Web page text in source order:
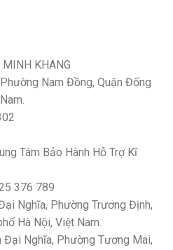
MINH KHANG
Nam Đồng, Quận Đống
Tâm Bảo Hành Hỗ Trợ Kĩ
376 789
Nghĩa, Phường Trương Định,
Hà Nội, Việt Nam.
Đại Nghĩa, Phường Tương Mai,